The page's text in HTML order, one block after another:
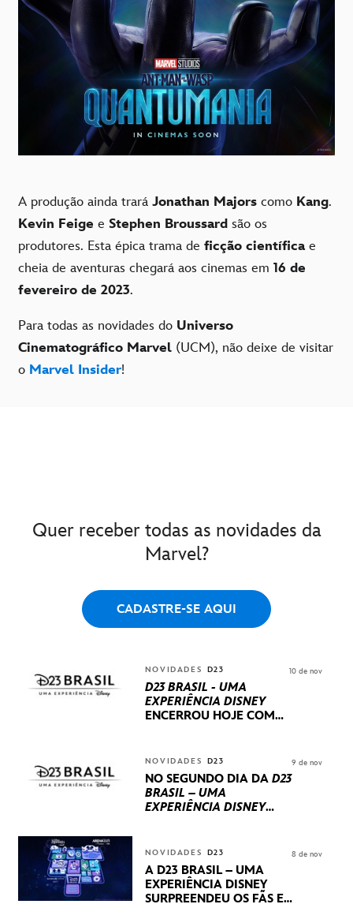
A produção ainda trará Jonathan Majors como Kang.
Kevin Feige e Stephen Broussard são os
produtores. Esta épica trama de ficção científicae
cheia de aventuras chegará aos cinemas em 16 de
fevereiro de 2023.
Para todas as novidades do Universo
Cinematográfico Marvel (UCM), não deixe de visitar
o Marvel Insider!
Quer receber todas as novidades da
Marvel?
CADASTRE-SE AQUI
NOVIDADES D23
D23 BRASIL - UMA
EXPERIÊNCIA DISNEY
ENCERROU HOJE COM
INTERNACIONAIS E
PRODUÇÕES BRASILEIRAS
10 de nov
NOVIDADES D23
NO SEGUNDO DIA DA D23
BRASIL – UMA
EXPERIÊNCIA DISNEY
STUDIOS REVELARAM
PRÉVIAS E NOVIDADES
DOS SEUS PRÓXIMOS
LANÇAMENTOS
9 de nov
NOVIDADES D23
A D23 BRASIL – UMA
EXPERIÊNCIA DISNEY
SURPREENDEU OS FÃS EM
8 de nov